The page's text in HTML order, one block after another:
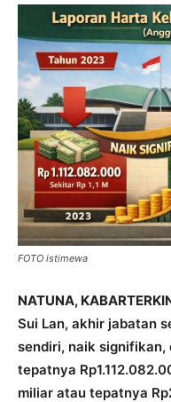
FOTO istimewa
NATUNA,
Sui Lan, akhir jabatan
sendiri, naik signifikan,
tepatnya
miliar atau tepatnya